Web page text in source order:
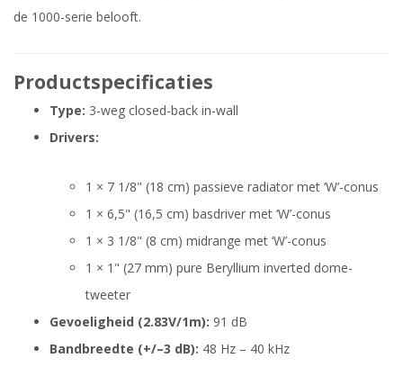
de 1000-serie belooft.
Productspecificaties
Type: 3-weg closed-back in-wall
Drivers:
1 × 7 1/8" (18 cm) passieve radiator met ‘W’-conus
1 × 6,5" (16,5 cm) basdriver met ‘W’-conus
1 × 3 1/8" (8 cm) midrange met ‘W’-conus
1 × 1" (27 mm) pure Beryllium inverted dome-
tweeter
Gevoeligheid (2.83V/1m): 91 dB
Bandbreedte (+/–3 dB): 48 Hz – 40 kHz